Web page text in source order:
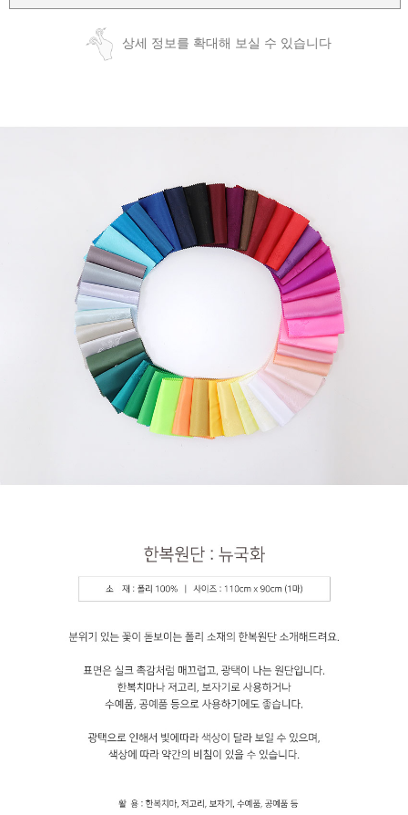
상세 정보를 확대해 보실 수 있습니다